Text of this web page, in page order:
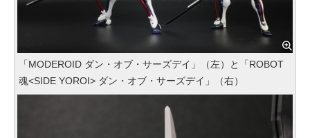
「MODEROID ダン・オブ・サーズデイ」（左）と「ROBOT
魂<SIDE YOROI> ダン・オブ・サーズデイ」（右）